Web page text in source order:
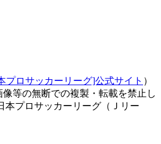
プロサッカーリーグ]公式サイト ）
等の無断での複製・転載を禁止し
本プロサッカーリーグ（Ｊリー